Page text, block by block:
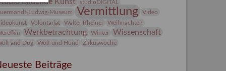
studioDIGITAL
Ludwig-Museum
Vermittlung
Video
Volontariat Walter Rheiner
Weihnachten
Werkbetrachtung Winter Wissenschaft
and Dog Wolf und Hund Zirkuswoche
Beiträge